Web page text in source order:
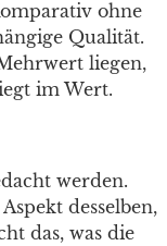
ohne
Qualität.
liegen,
im Wert.
werden.
desselben,
das, was die